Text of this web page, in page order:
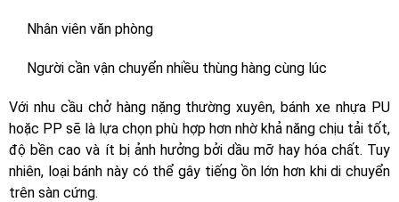
Nhân viên văn phòng
Người cần vận chuyển nhiều thùng hàng cùng lúc
Với nhu cầu chở hàng nặng thường xuyên, bánh xe nhựa PU
hoặc PP sẽ là lựa chọn phù hợp hơn nhờ khả năng chịu tải tốt,
độ bền cao và ít bị ảnh hưởng bởi dầu mỡ hay hóa chất. Tuy
nhiên, loại bánh này có thể gây tiếng ồn lớn hơn khi di chuyển
trên sàn cứng.